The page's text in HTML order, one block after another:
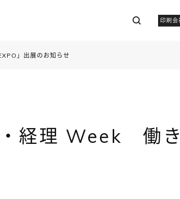
印刷会
」出展のお知らせ
・経理 Week 働